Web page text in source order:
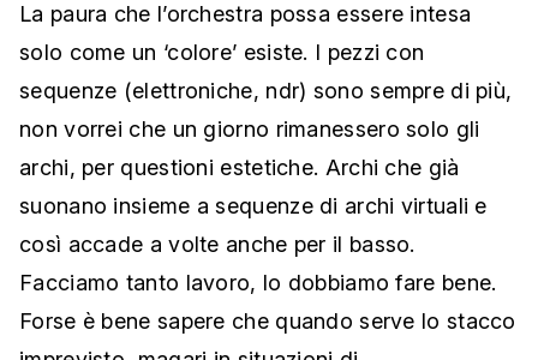
La paura che l’orchestra possa essere intesa
solo come un ‘colore’ esiste. I pezzi con
sequenze (elettroniche, ndr) sono sempre di più,
non vorrei che un giorno rimanessero solo gli
archi, per questioni estetiche. Archi che già
suonano insieme a sequenze di archi virtuali e
così accade a volte anche per il basso.
Facciamo tanto lavoro, lo dobbiamo fare bene.
Forse è bene sapere che quando serve lo stacco